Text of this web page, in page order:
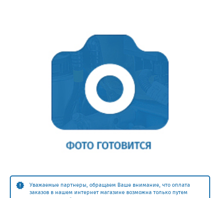
Уважаемые партнеры, обращаем Ваше внимание, что оплата
заказов в нашем интернет магазине возможна только путем